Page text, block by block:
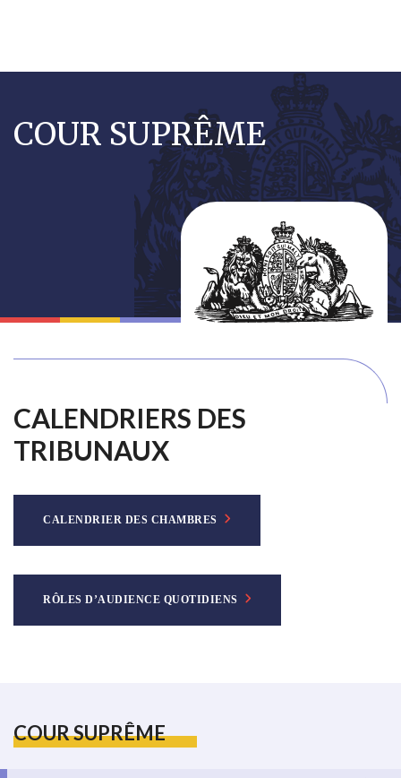
contenu
principal
COUR SUPRÊME
COUR SUPRÊME
CALENDRIERS DES
TRIBUNAUX
CALENDRIER DES CHAMBRES
RÔLES D’AUDIENCE QUOTIDIENS